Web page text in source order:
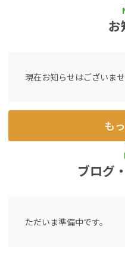
お
現在お知らせはございませ
も
ブログ
ただいま準備中です。